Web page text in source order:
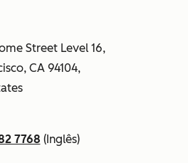
Street Level 16,
CA 94104,
7768 (Inglês)